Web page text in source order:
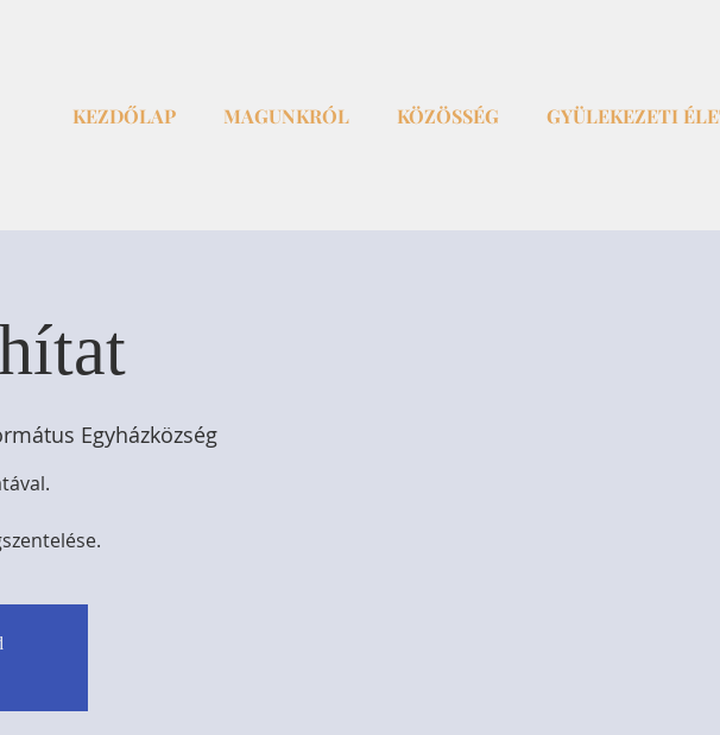
KEZDŐLAP MAGUNKRÓL KÖZÖSSÉG GYÜLEKEZETI
Egyházközség